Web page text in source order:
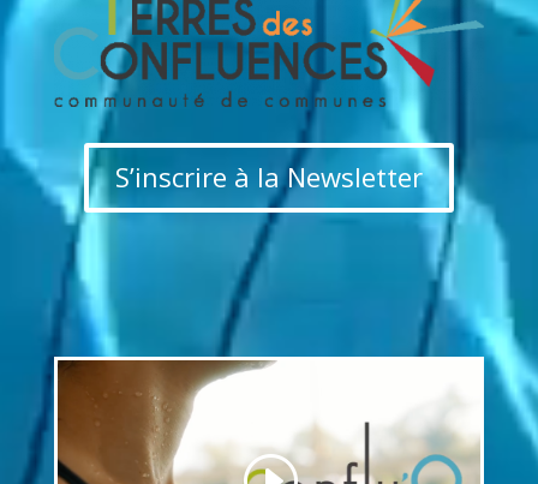
S’inscrire à la Newsletter